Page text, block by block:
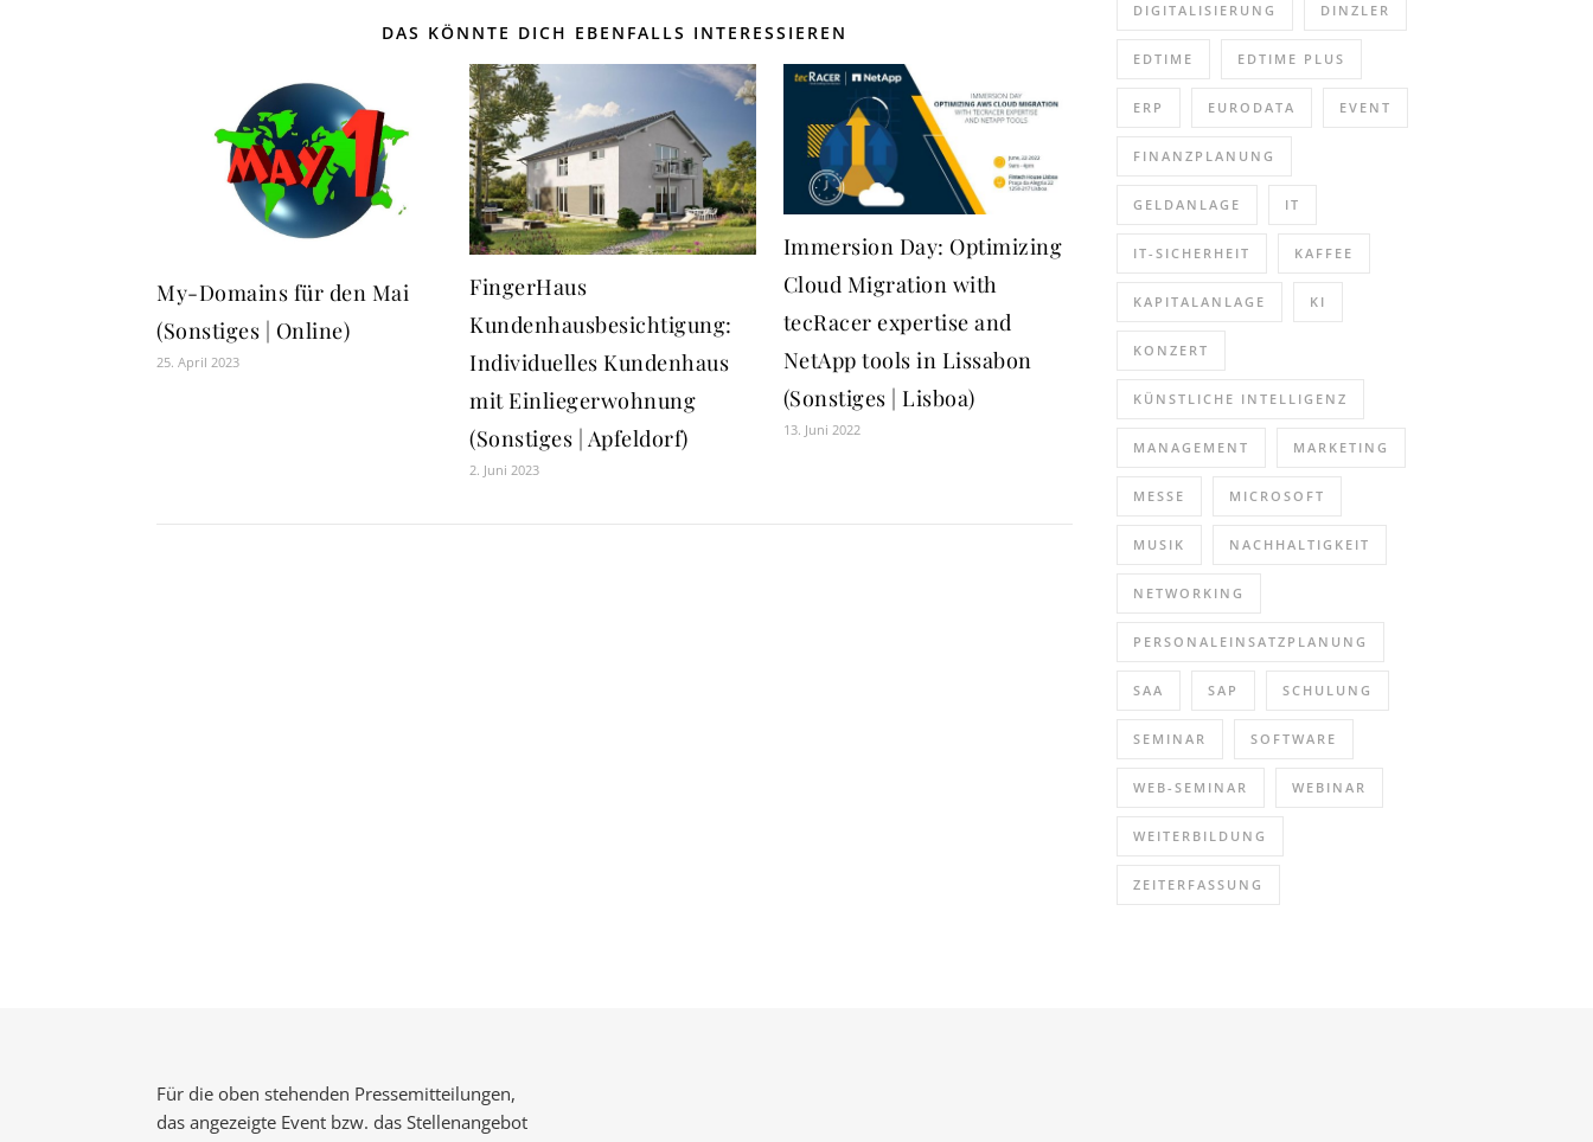
DAS KÖNNTE DICH EBENFALLS INTERESSIEREN
My-Domains für den Mai
(Sonstiges | Online)
25. April 2023
FingerHaus
Kundenhausbesichtigung:
Individuelles Kundenhaus
mit Einliegerwohnung
(Sonstiges | Apfeldorf)
2. Juni 2023
Immersion Day: Optimizing
Cloud Migration with
tecRacer expertise and
NetApp tools in Lissabon
(Sonstiges | Lisboa)
13. Juni 2022
DIGITALISIERUNG DINZLER
EDTIME EDTIME PLUS
ERP EURODATA EVENT
FINANZPLANUNG
GELDANLAGE IT
IT-SICHERHEIT KAFFEE
KAPITALANLAGE KI
KONZERT
KÜNSTLICHE INTELLIGENZ
MANAGEMENT MARKETING
MESSE MICROSOFT
MUSIK NACHHALTIGKEIT
NETWORKING
PERSONALEINSATZPLANUNG
SAA SAP SCHULUNG
SEMINAR SOFTWARE
WEB-SEMINAR WEBINAR
WEITERBILDUNG
ZEITERFASSUNG
Für die oben stehenden Pressemitteilungen,
das angezeigte Event bzw. das Stellenangebot